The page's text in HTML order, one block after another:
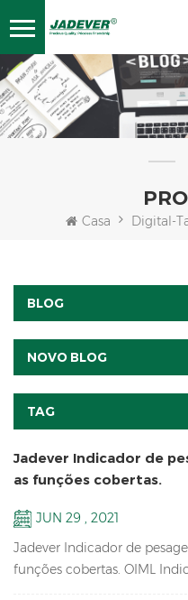
Casa Digital-
BLOG
NOVO BLOG
TAG
Jadever Indicador de
as funções cobertas.
JUN 29 , 2021
Jadever Indicador de
funções cobertas. OIML